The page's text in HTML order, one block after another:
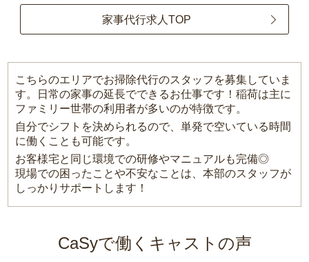
家事代行求人TOP
こちらのエリアでお掃除代行のスタッフを募集していま
す。日常の家事の延長でできるお仕事です！稲荷は主に
ファミリー世帯の利用者が多いのが特徴です。
自分でシフトを決められるので、単発で空いている時間
に働くことも可能です。
お客様宅と同じ環境での研修やマニュアルも完備◎
現場での困ったことや不安なことは、本部のスタッフが
しっかりサポートします！
CaSyで働くキャストの声